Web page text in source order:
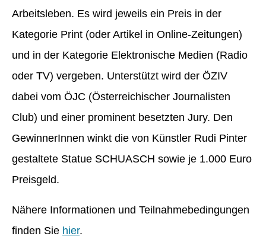
Arbeitsleben. Es wird jeweils ein Preis in der
Kategorie Print (oder Artikel in Online-Zeitungen)
und in der Kategorie Elektronische Medien (Radio
oder TV) vergeben. Unterstützt wird der ÖZIV
dabei vom ÖJC (Österreichischer Journalisten
Club) und einer prominent besetzten Jury. Den
GewinnerInnen winkt die von Künstler Rudi Pinter
gestaltete Statue SCHUASCH sowie je 1.000 Euro
Preisgeld.
Nähere Informationen und Teilnahmebedingungen
finden Sie hier.